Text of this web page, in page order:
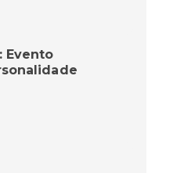
Evento